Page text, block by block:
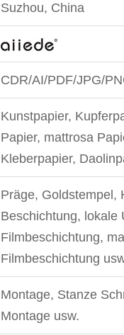
Suzhou, China
CDR/AI/PDF/JPG/
Kunstpapier,
Papier, mattrosa
Kleberpapier,
Präge, Goldstempel,
Beschichtung, lokale
Filmbeschichtung,
Filmbeschichtung
Montage, Stanze
Montage usw.